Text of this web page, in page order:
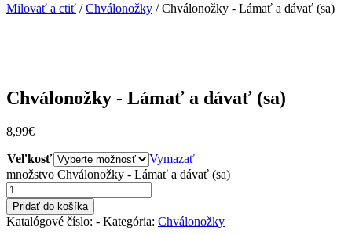
Milovať a ctiť /Chválonožky /Chválonožky - Lámať a dávať (sa)
Chválonožky - Lámať a dávať (sa)
8,99€
Veľkosť
Vymazať
množstvo Chválonožky - Lámať a dávať (sa)
Pridať do košíka
Katalógové číslo: - Kategória: Chválonožky